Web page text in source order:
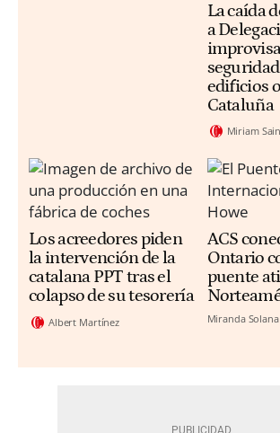
La caída
a
edificios
Cataluña
Miriam
Los acreedores piden
la intervención de la
catalana PPT tras el
colapso de su tesorería
Albert Martínez
ACS
Ontario
puente
Miranda Solana